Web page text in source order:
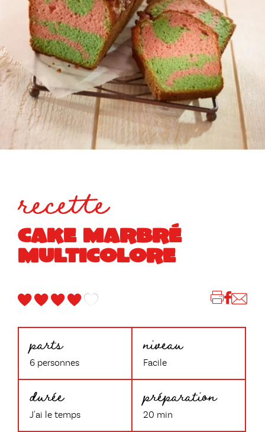
recette
CAKE MARBRÉ
MULTICOLORE
parts
6 personnes
niveau
Facile
durée
J'ai le temps
préparation
20 min